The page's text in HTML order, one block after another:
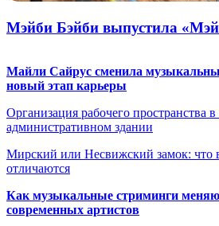
Мэйби Бэйби выпустила
Майли Сайрус сменила
новый этап карьеры
Организация рабочего пространства
административном здании
Мирский или Несвижский замок: что
отличаются
Как музыкальные стриминги
современных артистов